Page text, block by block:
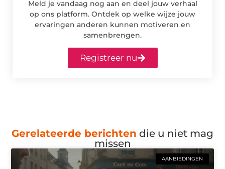
Meld je vandaag nog aan en deel jouw verhaal
op ons platform. Ontdek op welke wijze jouw
ervaringen anderen kunnen motiveren en
samenbrengen.
Registreer nu
Gerelateerde berichten die u niet mag
missen
AANBIEDINGEN